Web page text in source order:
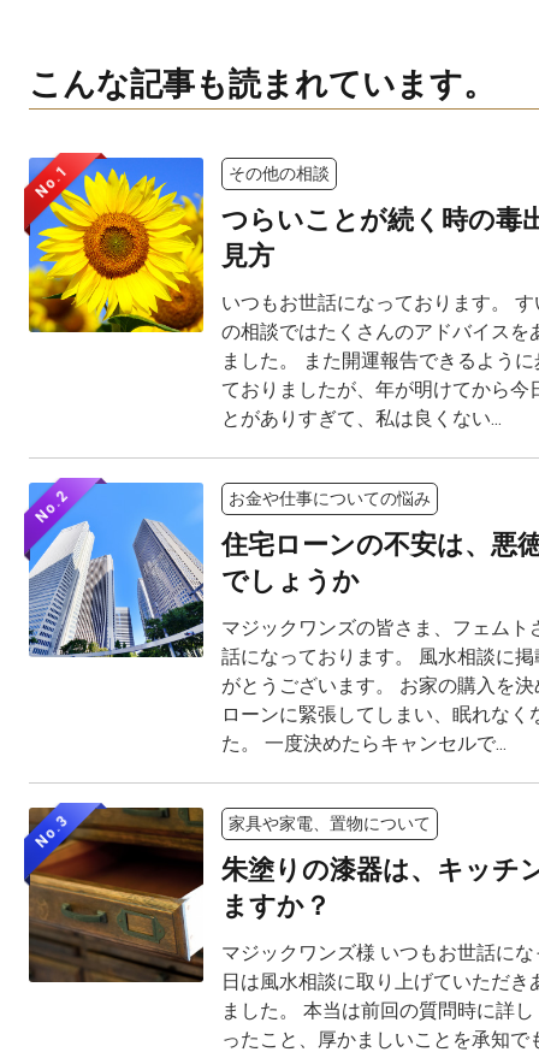
こんな記事も読まれています。
No.1 その他の相談
つらいことが続く時の毒
見方
いつもお世話になっております。
の相談ではたくさんのアドバイスを
ました。 また開運報告できるよう
ておりましたが、年が明けてから今
とがありすぎて、私は良くない...
No.2 お金や仕事についての悩み
住宅ローンの不安は、悪
でしょうか
マジックワンズの皆さま、フェムト
話になっております。 風水相談に
がとうございます。 お家の購入を
ローンに緊張してしまい、眠れなく
た。 一度決めたらキャンセルで...
No.3 家具や家電、置物について
朱塗りの漆器は、キッチ
ますか？
マジックワンズ様 いつもお世話に
日は風水相談に取り上げていただき
ました。 本当は前回の質問時に詳
ったこと、厚かましいことを承知で